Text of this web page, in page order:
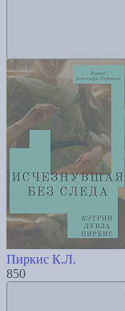
Пиркис К.Л.
850